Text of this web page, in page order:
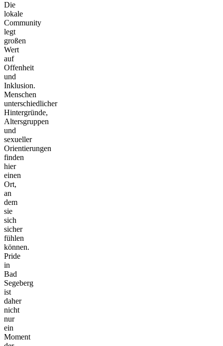
Die
lokale
Community
legt
großen
Wert
auf
Offenheit
und
Inklusion.
Menschen
unterschiedlicher
Hintergründe,
Altersgruppen
und
sexueller
Orientierungen
finden
hier
einen
Ort,
an
dem
sie
sich
sicher
fühlen
können.
Pride
in
Bad
Segeberg
ist
daher
nicht
nur
ein
Moment